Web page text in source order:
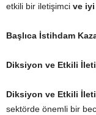
etkili bir iletişimci ve
Başlıca İstihdam
Diksiyon ve Etkili
Diksiyon ve Etkili
sektörde önemli bir